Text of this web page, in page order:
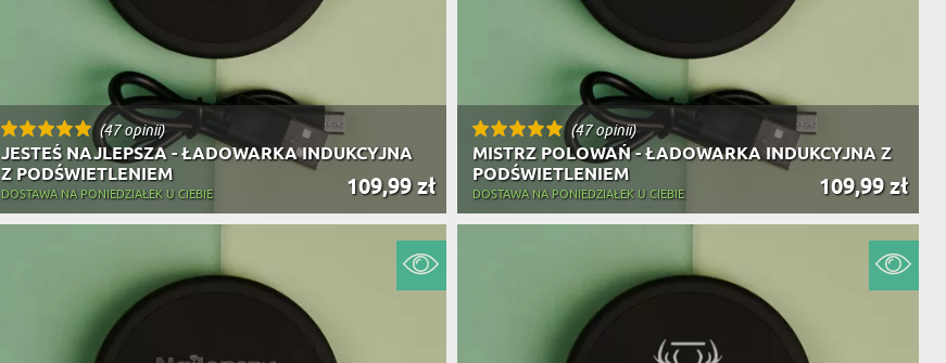
(47 opinii)
JESTEŚ NAJLEPSZA - ŁADOWARKA INDUKCYJNA
Z PODŚWIETLENIEM
109,99 zł
DOSTAWA NA PONIEDZIAŁEK U CIEBIE
(47 opinii)
MISTRZ POLOWAŃ - ŁADOWARKA INDUKCYJNA Z
PODŚWIETLENIEM
109,99 zł
DOSTAWA NA PONIEDZIAŁEK U CIEBIE